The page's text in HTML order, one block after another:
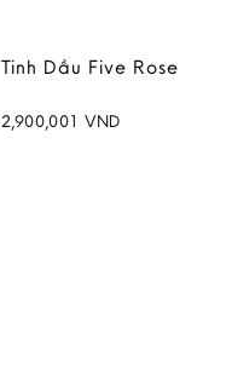
Tinh Dầu Five Rose
2,900,001 VND